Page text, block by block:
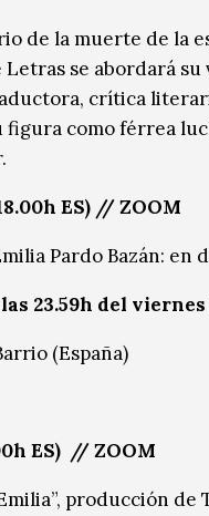
de la muerte de la
se abordará
crítica
figura como férrea
ES) // ZOOM
Pardo Bazán: en
23.59h del
(España)
ES) // ZOOM
producción